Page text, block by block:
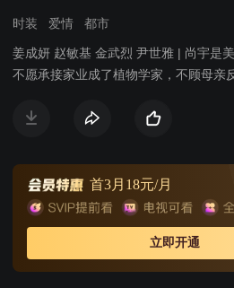
时装 爱情 都市
姜成妍 赵敏基 金武烈 尹世雅 | 尚宇是
不愿承接家业成了植物学家，不顾母亲
向悠熙提出交换条件，愿意出钱治好哆
亲催促两人结婚，从小就被西贤照顾的
生母亲；悠熙禁不住感情的纠葛与尚宇
知道两人的关系时，受不了打击去找悠
熙，一直偷偷喜欢悠熙的韩江秀因为与
自动帮忙西贤隐瞒事实，让悠熙因此失
首3月18元/月
立即开通